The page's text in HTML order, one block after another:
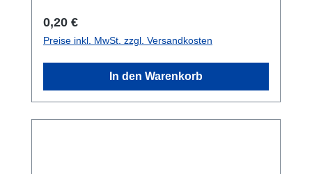
Regulärer Preis:
0,20 €
Preise inkl. MwSt. zzgl. Versandkosten
In den Warenkorb